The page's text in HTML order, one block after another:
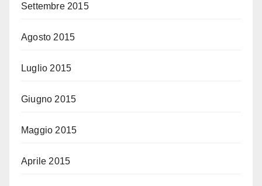
Settembre 2015
Agosto 2015
Luglio 2015
Giugno 2015
Maggio 2015
Aprile 2015